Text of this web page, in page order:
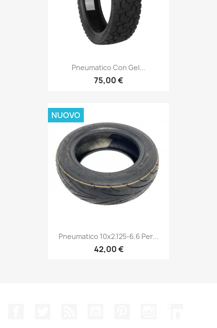
Pneumatico Con Gel...
75,00 €
Pneumatico 10x2.125-6.6 Per...
42,00 €
NUOVO